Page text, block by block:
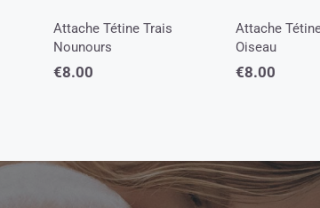
Attache Tétine Trais
Nounours
€8.00
Attache
Oiseau
€8.00